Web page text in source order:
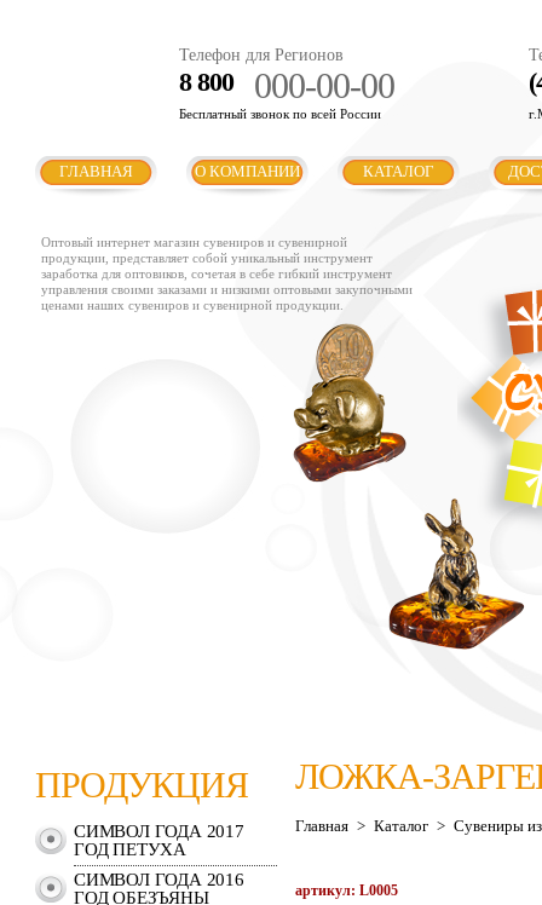
Телефон для Регионов
8 800 000-00-00
Бесплатный звонок по всей России
ГЛАВНАЯ О КОМПАНИИ КАТАЛОГ
Оптовый интернет магазин сувениров и сувенирной
продукции, представляет собой уникальный инструмент
заработка для оптовиков, сочетая в себе гибкий инструмент
управления своими заказами и низкими оптовыми закупочными
ценами наших сувениров и сувенирной продукции.
ПРОДУКЦИЯ
СИМВОЛ ГОДА 2017
ГОД ПЕТУХА
СИМВОЛ ГОДА 2016
ГОД ОБЕЗЪЯНЫ
ЛОЖКА-
Главная > Каталог > Сувениры
артикул: L0005